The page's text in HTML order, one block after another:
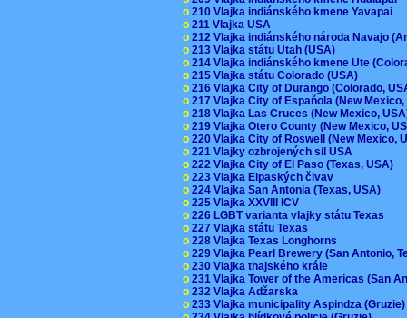
o 210 Vlajka indiánského kmene Yavapai
o 211 Vlajka USA
o 212 Vlajka indiánského národa Navajo
o 213 Vlajka státu Utah (USA)
o 214 Vlajka indiánského kmene Ute
o 215 Vlajka státu Colorado (USA)
o 216 Vlajka City of Durango (Colorado,
o 217 Vlajka City of Espaňola (New
o 218 Vlajka Las Cruces (New Mexico,
o 219 Vlajka Otero County (New Mexico,
o 220 Vlajka City of Roswell (New Mexico,
o 221 Vlajky ozbrojených sil USA
o 222 Vlajka City of El Paso (Texas, USA)
o 223 Vlajka Elpaských čivav
o 224 Vlajka San Antonia (Texas, USA)
o 225 Vlajka XXVIII ICV
o 226 LGBT varianta vlajky státu Texas
o 227 Vlajka státu Texas
o 228 Vlajka Texas Longhorns
o 229 Vlajka Pearl Brewery (San Antonio,
o 230 Vlajka thajského krále
o 231 Vlajka Tower of the Americas (San
o 232 Vlajka Adžarska
o 233 Vlajka municipality Aspindza